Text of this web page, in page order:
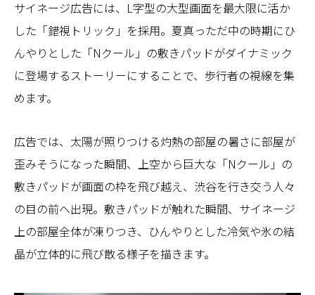
サイネージ広告には、L字型の大型画面を最大限に活か
した「錯視トリック」を採用。夏真っただ中の時期にひ
んやりとした「Nクール」の敷きパッドがダイナミック
に登場するストーリーにすることで、歩行者の視線を集
めます。
広告では、太陽が照りつける灼熱の部屋の暑さに部屋が
歪みそうになった瞬間、上空から巨大な「Nクール」の
敷きパッドが画面の枠を飛び越え、渋谷を行き交う人々
の目の前へ出現。敷きパッドが触れた瞬間、サイネージ
上の部屋全体が凍りつき、ひんやりとした冷気や氷の結
晶が立体的に飛び散る様子を描きます。